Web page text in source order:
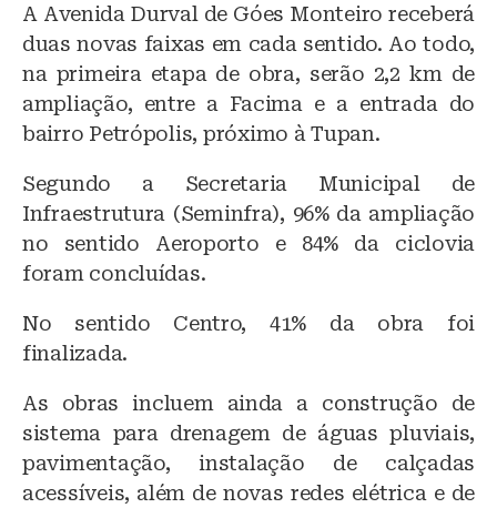
A Avenida Durval de Góes Monteiro receberá
duas novas faixas em cada sentido. Ao todo,
na primeira etapa de obra, serão 2,2 km de
ampliação, entre a Facima e a entrada do
bairro Petrópolis, próximo à Tupan.
Segundo a Secretaria Municipal de
Infraestrutura (Seminfra), 96% da ampliação
no sentido Aeroporto e 84% da ciclovia
foram concluídas.
No sentido Centro, 41% da obra foi
finalizada.
As obras incluem ainda a construção de
sistema para drenagem de águas pluviais,
pavimentação, instalação de calçadas
acessíveis, além de novas redes elétrica e de